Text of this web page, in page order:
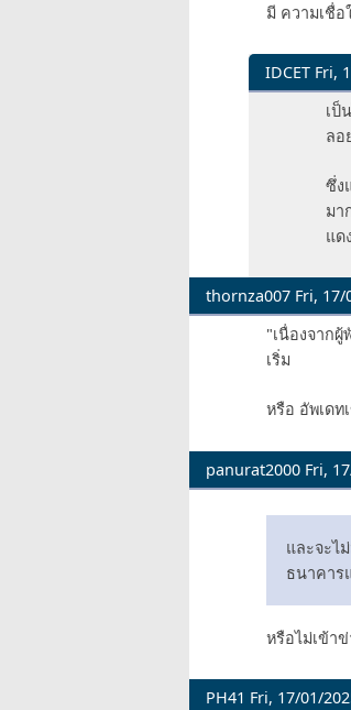
มี ความเชื่
IDCET Fri,
In
เดียว
สั้นๆ
by
raindrop
เป็
ลอ
ซึ่ง
มา
แด
thornza007 Fri, 17/
"เนื่องจาก
เริ่ม
หรือ อัพเดท
panurat2000 Fri,
และจะไ
ธนาคาร
หรือไม่เข้าข่
PH41 Fri, 17/01/